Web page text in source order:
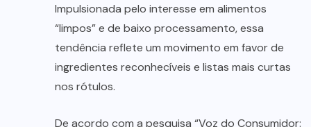
Impulsionada pelo interesse em alimentos
“limpos” e de baixo processamento, essa
tendência reflete um movimento em favor de
ingredientes reconhecíveis e listas mais curtas
nos rótulos.
De acordo com a pesquisa “Voz do Consumidor: